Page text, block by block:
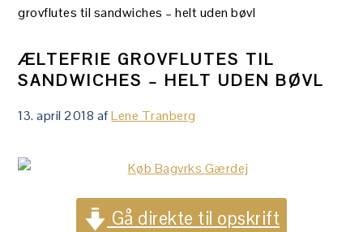
grovflutes til sandwiches – helt uden bøvl
ÆLTEFRIE GROVFLUTES TIL
SANDWICHES – HELT UDEN BØVL
13. april 2018 afLene Tranberg
Gå direkte til opskrift